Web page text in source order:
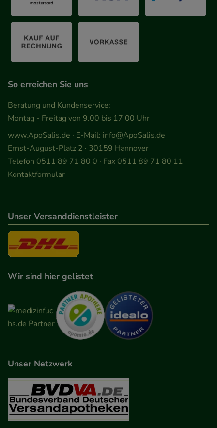
betreiben.
Statistik & Tracking:
Informationen über die Art und Weise der Nutzung
unserer Website sammeln, mit deren Hilfe wir
den Inhalt auf unserer Website aber auch die
zu gestalten. Bitte beachten Sie, dass Daten hierfür
teilweise an Dritte wie z.B. Google oder soziale
Medien übertragen werden.
So erreichen Sie uns
Beratung und Kundenservice:
Montag - Freitag von 9.00 bis 17.00 Uhr
www.ApoSalis.de · E-Mail: info@ApoSalis.de
Ernst-August-Platz 2 · 30159 Hannover
Telefon 0511 89 71 80 0 · Fax 0511 89 71 80 11
Kontaktformular
Unser Versanddienstleister
Wir sind hier gelistet
Unser Netzwerk